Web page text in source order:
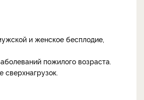
и женское бесплодие,
пожилого возраста.
сверхнагрузок.